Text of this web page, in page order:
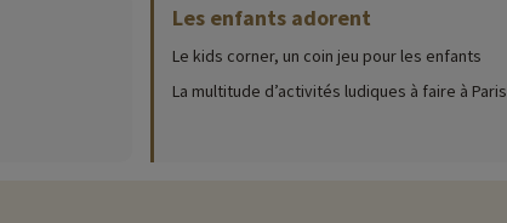
Les enfants adorent
Le kids corner, un coin jeu pour les enfants
La multitude d’activités ludiques à faire à Paris